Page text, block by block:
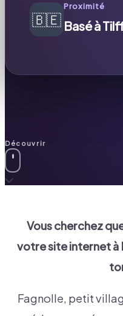
🇧🇪
Proximité
Basé à
Découvrir
Vous cherchez
votre site internet à
Fagnolle, petit